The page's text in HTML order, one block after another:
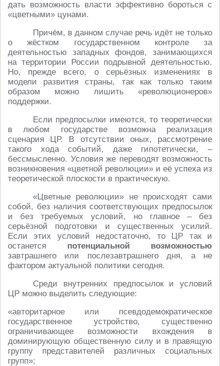
дать возможность власти эффективно бороться с
«цветными» цунами.
Причём, в данном случае речь идёт не только
о жёстком государственном контроле за
деятельностью западных фондов, занимающихся
на территории России подрывной деятельностью.
Но, прежде всего, о серьёзных изменениях в
модели развития страны, так как только таким
образом можно лишить «революционеров»
поддержки.
Если предпосылки имеются, то теоретически
в любом государстве возможна реализация
сценария ЦР. В отсутствии оных, рассмотрение
такого хода событий, даже гипотетически, –
бессмысленно. Условия же переводят возможность
возникновения «цветной революции» и её успеха из
теоретической плоскости в практическую.
«Цветные революции» не происходят сами
собой, без наличия соответствующих предпосылок
и без требуемых условий, но главное – без
серьёзной подготовки и существенных усилий.
Если этих условий недостаточно, то ЦР так и
останется потенциальной возможностью
завтрашнего или послезавтрашнего дня, а не
фактором актуальной политики сегодня.
Среди внутренних предпосылок и условий
ЦР можно выделить следующие:
«авторитарное или псевдодемократическое
государственное устройство, существенно
ограничивающее возможности вхождения в
доминирующую общественную силу и в правящую
группу представителей различных социальных
групп»;